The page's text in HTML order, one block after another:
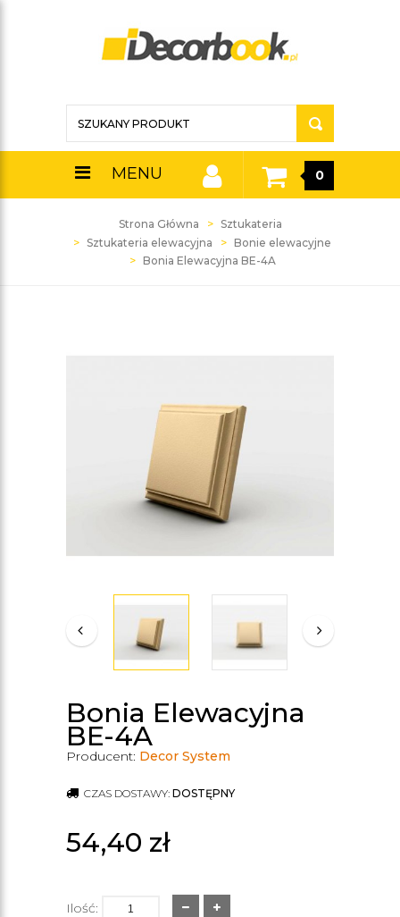
MENU 0
Strona Główna
Sztukateria
Sztukateria elewacyjna
Bonie elewacyjne
Bonia Elewacyjna BE-4A
Bonia Elewacyjna
BE-4A
Producent: Decor System
CZAS DOSTAWY: DOSTĘPNY
54,40 zł
Ilość: